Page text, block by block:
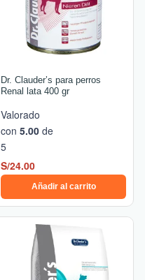
Dr. Clauder’s para perros
Renal lata 400 gr
Valorado
con 5.00 de
5
S/24.00
Añadir al carrito